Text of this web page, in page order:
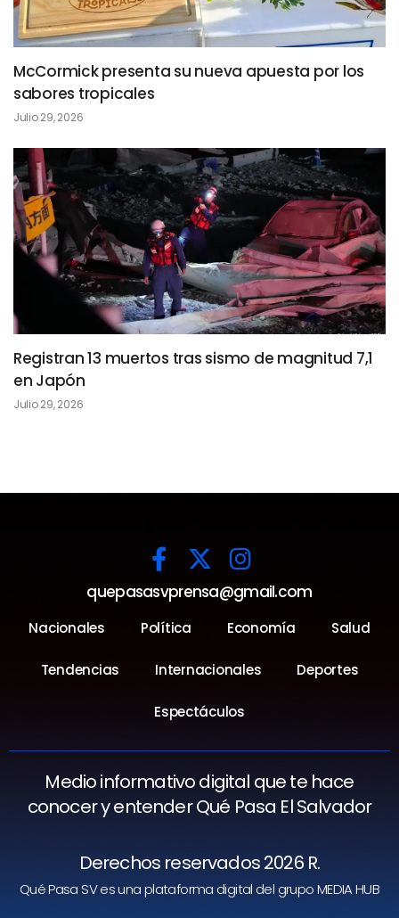
McCormick presenta su nueva apuesta por los
sabores tropicales
Julio 29, 2026
Registran 13 muertos tras sismo de magnitud 7,1
en Japón
Julio 29, 2026
quepasasvprensa@gmail.com
Nacionales Política Economía Salud
Tendencias Internacionales Deportes
Espectáculos
Medio informativo digital que te hace
conocer y entender Qué Pasa El Salvador
Derechos reservados 2026 R.
Qué Pasa SV es una plataforma digital del grupo MEDIA HUB